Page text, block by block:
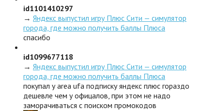
id1101410297
→ Яндекс выпустил игру Плюс Сити — симулятор
города, где можно получить баллы Плюса
спасибо
id1099677118
→ Яндекс выпустил игру Плюс Сити — симулятор
города, где можно получить баллы Плюса
покупал у area ufa подписку яндекс плюс гораздо
дешевле чем у офицалов, при этом не надо
заморачиваться с поиском промокодов